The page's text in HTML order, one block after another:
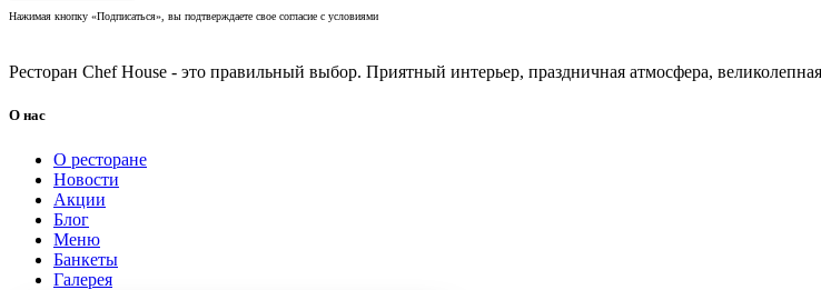
Нажимая кнопку «Подписаться», вы подтверждаете свое согласие с условиями
Ресторан Chef House - это правильный выбор. Приятный интерьер, праздничная атмосфера,
О нас
О ресторане
Новости
Акции
Блог
Меню
Банкеты
Галерея